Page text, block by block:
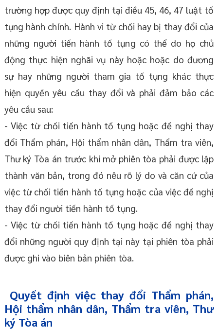
trường hợp được quy định tại điều 45, 46, 47 luật tố
tụng hành chính. Hành vi từ chối hay bị thay đổi của
những người tiến hành tố tụng có thể do họ chủ
động thực hiện nghãi vụ này hoặc hoặc do đương
sự hay những người tham gia tố tụng khác thực
hiện quyền yêu cầu thay đổi và phải đảm bảo các
yêu cầu sau:
- Việc từ chối tiến hành tố tụng hoặc đề nghị thay
đổi Thẩm phán, Hội thẩm nhân dân, Thẩm tra viên,
Thư ký Tòa án trước khi mở phiên tòa phải được lập
thành văn bản, trong đó nêu rõ lý do và căn cứ của
việc từ chối tiến hành tố tụng hoặc của việc đề nghị
thay đổi người tiến hành tố tụng.
- Việc từ chối tiến hành tố tụng hoặc đề nghị thay
đổi những người quy định tại này tại phiên tòa phải
được ghi vào biên bản phiên tòa.
Quyết định việc thay đổi Thẩm phán,
Hội thẩm nhân dân, Thẩm tra viên, Thư
ký Tòa án